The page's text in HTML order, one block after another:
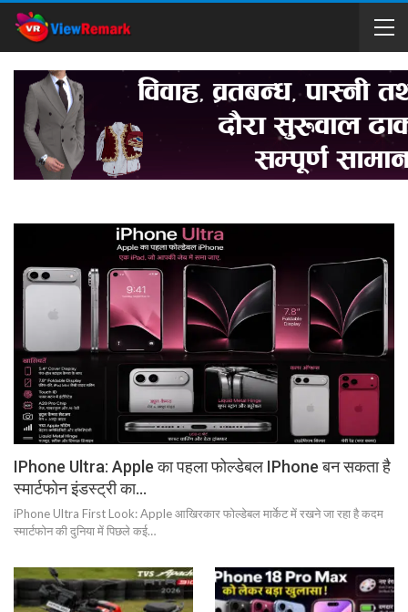
IPhone Ultra: Apple का पहला फोल्डेबल IPhone बन सकता है
स्मार्टफोन इंडस्ट्री का…
iPhone Ultra First Look: Apple आखिरकार फोल्डेबल मार्केट में रखने जा रहा है कदम
स्मार्टफोन की दुनिया में पिछले कई…